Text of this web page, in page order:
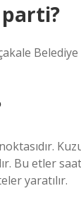
Bu etler
yaratılır.